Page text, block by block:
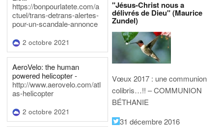
https://bonpourlatete.com/a
ctuel/trans-detrans-alertes-
pour-un-scandale-annonce
2 octobre 2021
AeroVelo: the human
powered helicopter -
http://www.aerovelo.com/atl
as-helicopter
2 octobre 2021
"Jésus-Christ nous a
délivrés de Dieu" (Maurice
Zundel)
Vœux 2017 : une communion
colibris…!! – COMMUNION
BÉTHANIE
31 décembre 2016